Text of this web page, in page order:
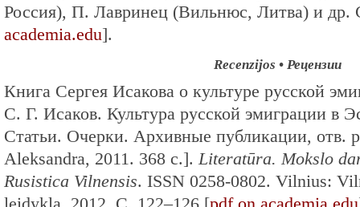
Россия), П. Лавринец (Вильнюс, Литва) и др.
academia.edu].
Recenzijos • Рецензии
Книга Сергея Исакова о культуре русской
С. Г. Исаков. Культура русской эмиграции в
Статьи. Очерки. Архивные публикации,
Aleksandra, 2011. 368 с.]. Literatūra. Mokslo
Rusistica Vilnensis. ISSN 0258-0802. Vilnius: